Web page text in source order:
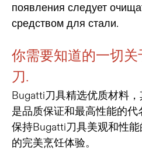
появления следует
средством для стали.
你需要知道的一切
刀.
Bugatti刀具精选优质材料
是品质保证和最高性能的
保持Bugatti刀具美观和性
的完美烹饪体验。